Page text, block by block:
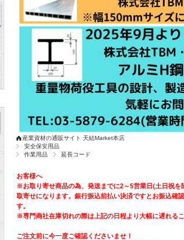
産業資材の通販サイト 天結Market本店
安全保安用品
作業用品
延長コード
お客様へ
※お取り寄せ商品の為、発送までに2～5営業日(土日祝
取寄せになります。銀行振込前払い決済ですとお振込確
す。
※専門商社在庫切れの際は上記の日程より大幅に遅れるこ
ご注文前に今一度ご確認くださいませ！